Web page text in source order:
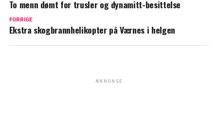
To menn dømt for trusler og dynamitt-besittelse
FORRIGE
Ekstra skogbrannhelikopter på Værnes i helgen
ANNONSE